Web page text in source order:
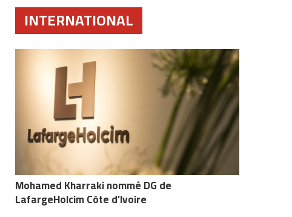
INTERNATIONAL
Mohamed Kharraki nommé DG de
LafargeHolcim Côte d’Ivoire